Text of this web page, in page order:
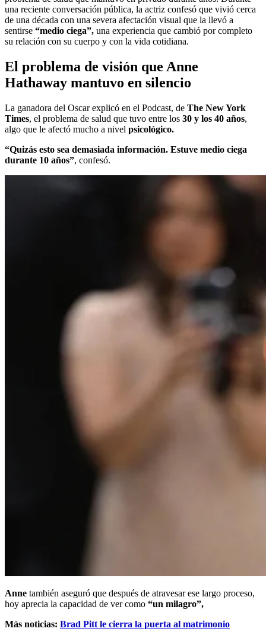
una reciente conversación pública, la actriz confesó que vivió cerca
de una década con una severa afectación visual que la llevó a
sentirse “medio ciega”, una experiencia que cambió por completo
su relación con su cuerpo y con la vida cotidiana.
El problema de visión que Anne
Hathaway mantuvo en silencio
La ganadora del Oscar explicó en el Podcast, de The New York
Times, el problema de salud que tuvo entre los 30 y los 40 años,
algo que le afectó mucho a nivel psicológico.
“Quizás esto sea demasiada información. Estuve medio ciega
durante 10 años”, confesó.
Anne también aseguró que después de atravesar ese largo proceso,
hoy aprecia la capacidad de ver como “un milagro”,
Más noticias: Brad Pitt le cierra la puerta al matrimonio